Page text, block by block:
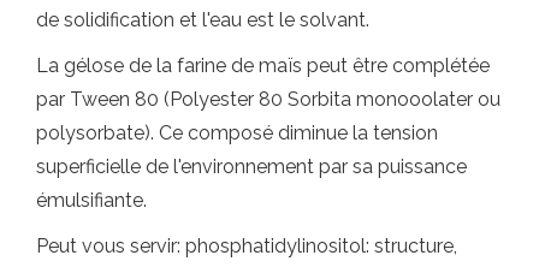
de solidification et l'eau est le solvant.
La gélose de la farine de maïs peut être complétée
par Tween 80 (Polyester 80 Sorbita monooolater ou
polysorbate). Ce composé diminue la tension
superficielle de l'environnement par sa puissance
émulsifiante.
Peut vous servir: phosphatidylinositol: structure,